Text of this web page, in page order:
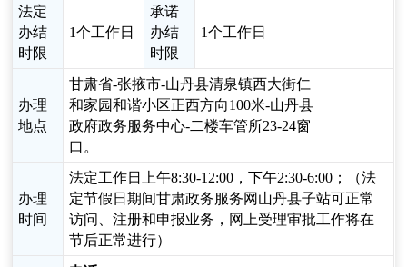
法定
办结
时限
1个工作日
承诺
办结
时限
1个工作日
办理
地点
甘肃省-张掖市-山丹县清泉镇西大街仁
和家园和谐小区正西方向100米-山丹县
政府政务服务中心-二楼车管所23-24窗
口。
办理
时间
法定工作日上午8:30-12:00，下午2:30-6:00；（法
定节假日期间甘肃政务服务网山丹县子站可正常
访问、注册和申报业务，网上受理审批工作将在
节后正常进行）